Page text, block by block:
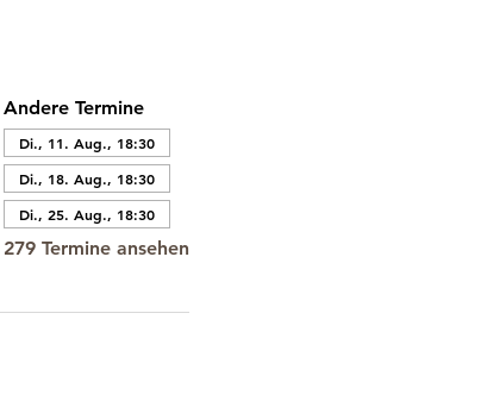
Andere Termine
Di., 11. Aug., 18:30
Di., 18. Aug., 18:30
Di., 25. Aug., 18:30
279 Termine ansehen